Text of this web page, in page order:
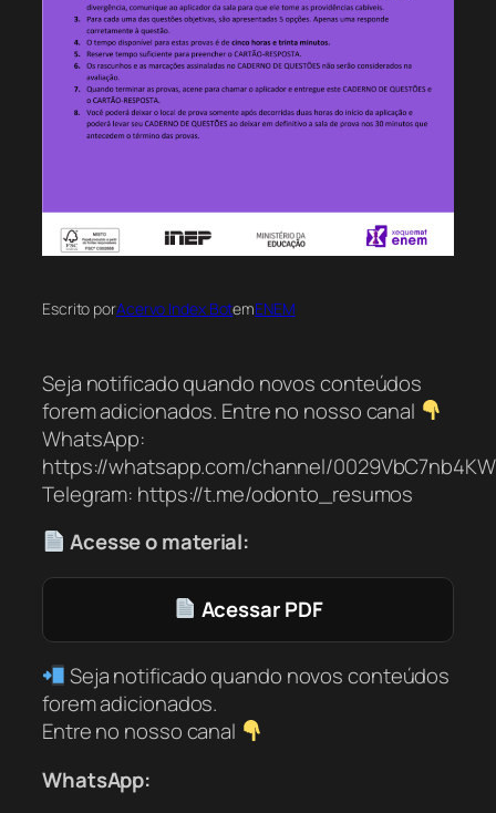
Escrito porAcervo Index BotemENEM
Seja notificado quando novos conteúdos
forem adicionados. Entre no nosso canal
WhatsApp:
https://whatsapp.com/channel/
Telegram: https://t.me/odonto_resumos
Acesse o material:
Acessar PDF
Seja notificado quando novos conteúdos
forem adicionados.
Entre no nosso canal
WhatsApp: